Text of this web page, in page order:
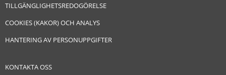
TILLGÄNGLIGHETSREDOGÖRELSE
COOKIES (KAKOR) OCH ANALYS
HANTERING AV PERSONUPPGIFTER
KONTAKTA OSS